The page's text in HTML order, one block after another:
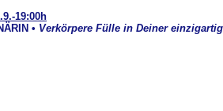
19:00h
• Verkörpere Fülle in Deiner